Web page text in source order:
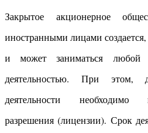
Закрытое акционерное
иностранными лицами
и может заниматься любой
деятельностью. При этом,
деятельности необходимо
разрешения (лицензии). Срок